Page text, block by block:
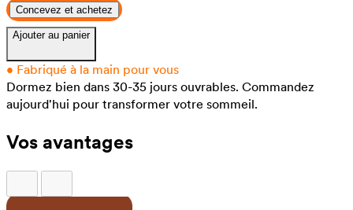
Concevez et achetez
Ajouter au panier
• Fabriqué à la main pour vous
Dormez bien dans 30-35 jours ouvrables. Commandez
aujourd'hui pour transformer votre sommeil.
Vos avantages